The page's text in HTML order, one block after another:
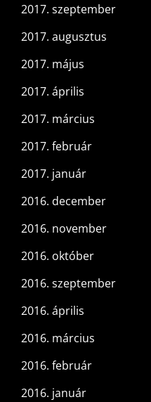
2017. szeptember
2017. augusztus
2017. május
2017. április
2017. március
2017. február
2017. január
2016. december
2016. november
2016. október
2016. szeptember
2016. április
2016. március
2016. február
2016. január